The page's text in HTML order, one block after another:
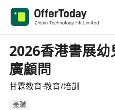
2026香港書展
廣顧問
甘霖教育·教育/培訓
兼職